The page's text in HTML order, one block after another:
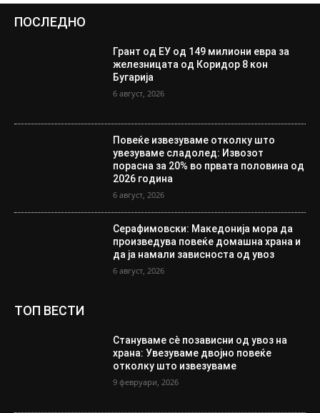
ПОСЛЕДНО
Грант од ЕУ од 149 милиони евра за
железницата од Коридор 8 кон
Бугарија
6 август, 2026
Повеќе извезуваме отколку што
увезуваме сладолед: Извозот
порасна за 20% во првата половина од
2026 година
6 август, 2026
Серафимовски: Македонија мора да
произведува повеќе домашна храна и
да ја намали зависноста од увоз
6 август, 2026
ТОП ВЕСТИ
Стануваме сè позависни од увоз на
храна: Увезуваме двојно повеќе
отколку што извезуваме
9 февруари, 2026